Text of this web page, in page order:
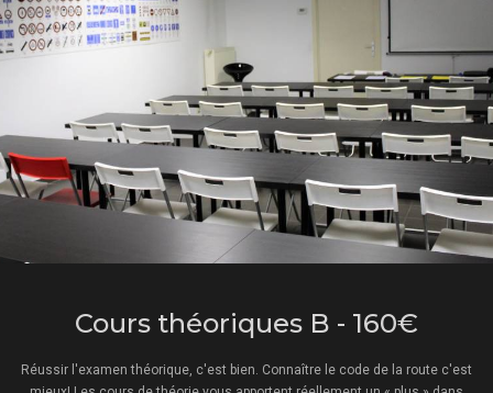
Cours théoriques B - 160€
Réussir l'examen théorique, c'est bien. Connaître le code de la route c'est